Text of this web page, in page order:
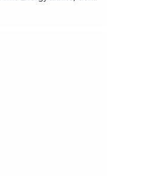
können.jetzt überall,